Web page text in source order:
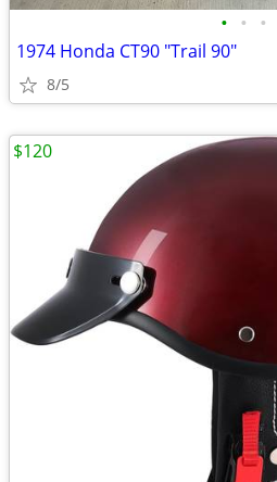
• • •
1974 Honda CT90 "Trail 90"
8/5
$120